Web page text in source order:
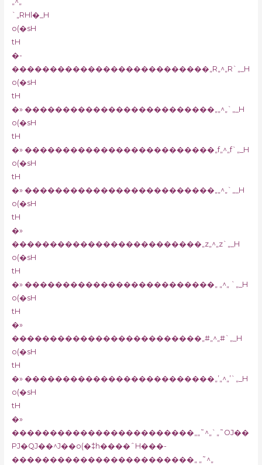
`„RHl�_H
o(�sH
tH
�-
��������������������������„R„^„R`„_H
o(�sH
tH
�» �������������������������„„^„`„_H
o(�sH
tH
�» �������������������������„f„^„f`„_H
o(�sH
tH
�» �������������������������„„^„`„_H
o(�sH
tH
�»
�������������������������„z„^„z`„_H
o(�sH
tH
�» �������������������������„ „^„ `„_H
o(�sH
tH
�»
�������������������������„#„^„#`„_H
o(�sH
tH
�» �������������������������„’„^„’`„_H
o(�sH
tH
�»
������������������������„„˜^„`„˜OJ��
PJ�QJ��^J��o(�‡h����ˆH���-
������������������������„ „˜^„